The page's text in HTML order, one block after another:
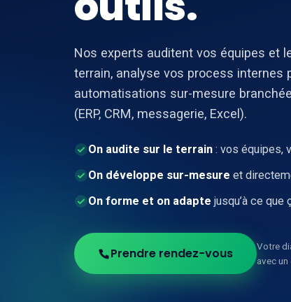
Nos experts auditent vos équipes et
terrain, analyse vos process internes
automatisations sur-mesure
(ERP, CRM, messagerie, Excel).
On audite sur le terrain : vos équipes,
On développe sur-mesure et
On forme et on adapte jusqu’à ce que
Prendre rendez-vous
Votre
avec un